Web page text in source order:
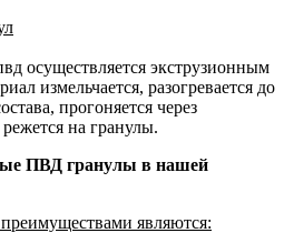
осуществляется экструзионным
измельчается, разогревается до
прогоняется через
на гранулы.
ПВД гранулы в нашей
являются: